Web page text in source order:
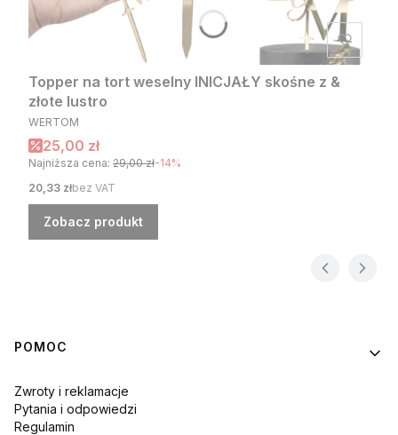
Topper na tort weselny INICJAŁY skośne z &
złote lustro
PRODUCENT
WERTOM
Cena promocyjna
25,00 zł
Najniższa cena: 29,00 zł-14%
Cena
20,33 złbez VAT
Zobacz produkt
Linki w stopce
POMOC
Zwroty i reklamacje
Pytania i odpowiedzi
Regulamin